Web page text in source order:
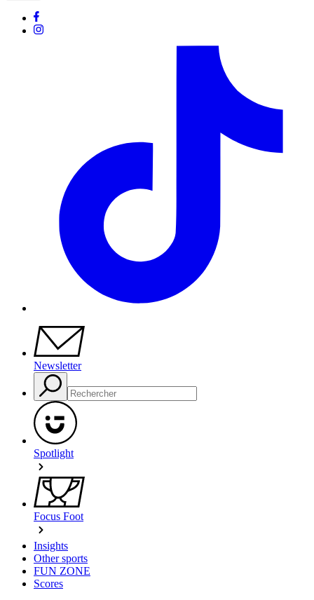
Newsletter
Spotlight
Focus Foot
Insights
Other sports
FUN ZONE
Scores